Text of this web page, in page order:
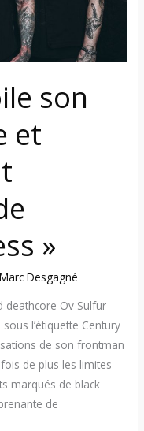
son
et
»
Marc Desgagné
deathcore Ov Sulfur
l’étiquette Century
de son frontman
de plus les limites
marqués de black
de